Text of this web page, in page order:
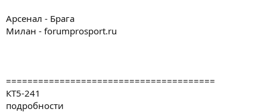
Арсенал - Брага
Милан - forumprosport.ru
=======================================
КТ5-241
подробности